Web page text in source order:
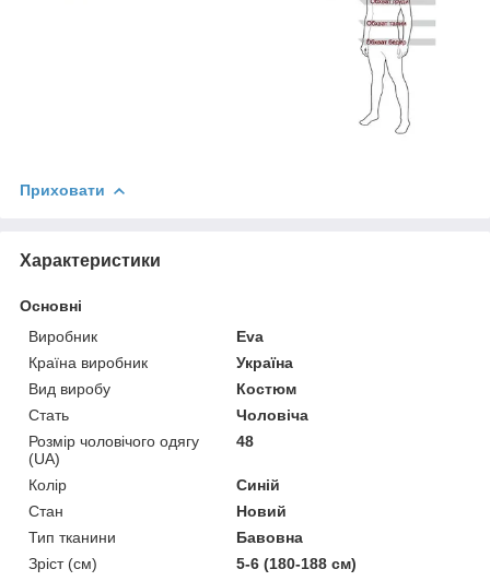
Приховати
Характеристики
Основні
Виробник
Eva
Країна виробник
Україна
Вид виробу
Костюм
Стать
Чоловіча
Розмір чоловічого одягу
(UA)
48
Колір
Синій
Стан
Новий
Тип тканини
Бавовна
Зріст (см)
5-6 (180-188 см)